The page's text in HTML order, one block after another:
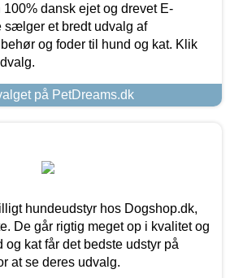
100% dansk ejet og drevet E-
sælger et bredt udvalg af
og foder til hund og kat. Klik
på PetDreams.dk
hundeudstyr hos Dogshop.dk,
De går rigtig meget op i kvalitet og
og kat får det bedste udstyr på
at se deres udvalg.